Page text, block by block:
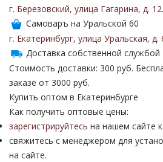
г. Березовский, улица Гагарина, д. 12.
Самоваръ на Уральской 60
г. Екатеринбург, улица Уральская, д.
Доставка собственной службой
Стоимость доставки: 300 руб.
заказе от 3000 руб.
Купить оптом в Екатеринбурге
Как получить оптовые цены:
зарегистрируйтесь на нашем сайте
свяжитесь с менеджером для
на сайте.